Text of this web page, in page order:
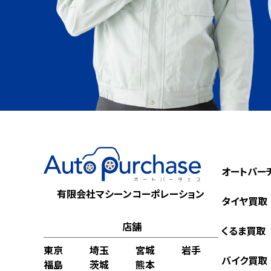
有限会社マシーンコーポレーション
店舗
東京
埼玉 宮城
岩手
福島
茨城 熊本
オートパ
タイヤ買取
くるま買取
バイク買取